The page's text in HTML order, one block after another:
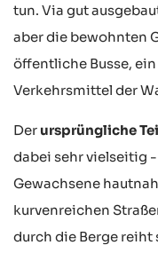
tun. Via gut
aber die bewohnten
öffentliche Busse,
Verkehrsmittel der
Der ursprüngliche
dabei sehr vielseitig
Gewachsene
kurvenreichen
durch die Berge